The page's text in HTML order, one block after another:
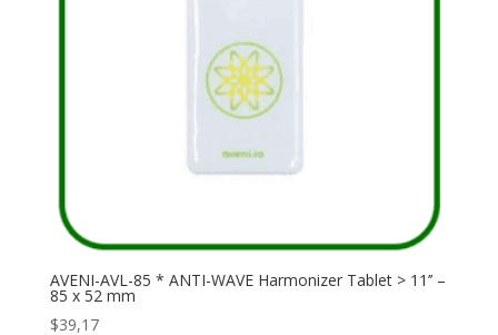
AVENI-AVL-85 * ANTI-WAVE Harmonizer Tablet > 11’’ –
85 x 52 mm
$39,17